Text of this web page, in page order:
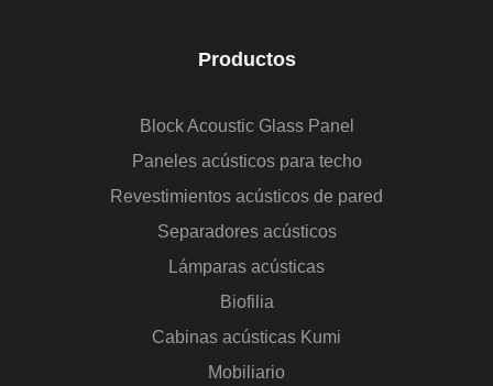
Productos
Block Acoustic Glass Panel
Paneles acústicos para techo
Revestimientos acústicos de pared
Separadores acústicos
Lámparas acústicas
Biofilia
Cabinas acústicas Kumi
Mobiliario